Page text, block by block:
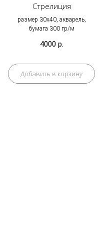
Стрелиция
размер 30х40, акварель,
бумага 300 гр/м
4000 р.
Добавить в корзину